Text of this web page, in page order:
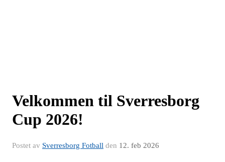
Velkommen til Sverresborg
Cup 2026!
Postet av Sverresborg Fotball den 12. feb 2026